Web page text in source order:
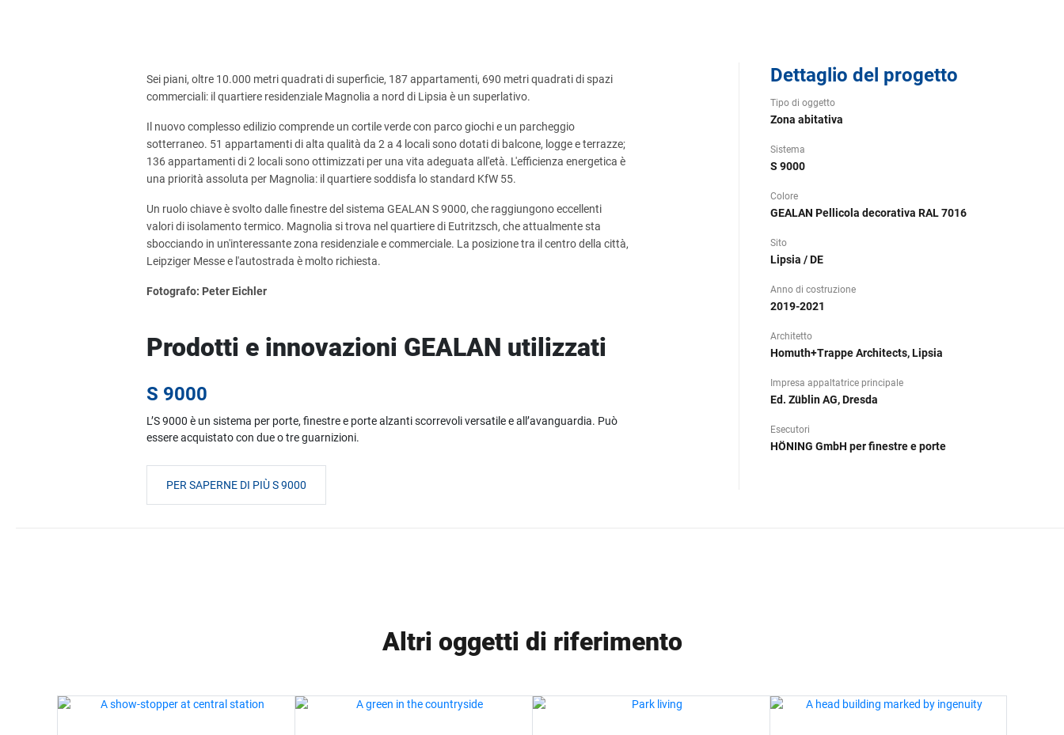
Dettaglio del progetto
Tipo di oggetto
Zona abitativa
Sistema
S 9000
Colore
GEALAN Pellicola decorativa RAL 7016
Sito
Lipsia / DE
Anno di costruzione
2019-2021
Architetto
Homuth+Trappe Architects, Lipsia
Impresa appaltatrice principale
Ed. Züblin AG, Dresda
Esecutori
HÖNING GmbH per finestre e porte
Sei piani, oltre 10.000 metri quadrati di superficie, 187 appartamenti, 690 metri quadrati di spazi
commerciali: il quartiere residenziale Magnolia a nord di Lipsia è un superlativo.
Il nuovo complesso edilizio comprende un cortile verde con parco giochi e un parcheggio
sotterraneo. 51 appartamenti di alta qualità da 2 a 4 locali sono dotati di balcone, logge e terrazze;
136 appartamenti di 2 locali sono ottimizzati per una vita adeguata all'età. L'efficienza energetica è
una priorità assoluta per Magnolia: il quartiere soddisfa lo standard KfW 55.
Un ruolo chiave è svolto dalle finestre del sistema GEALAN S 9000, che raggiungono eccellenti
valori di isolamento termico. Magnolia si trova nel quartiere di Eutritzsch, che attualmente sta
sbocciando in un'interessante zona residenziale e commerciale. La posizione tra il centro della città,
Leipziger Messe e l'autostrada è molto richiesta.
Fotografo: Peter Eichler
Prodotti e innovazioni GEALAN utilizzati
S 9000
L’S 9000 è un sistema per porte, finestre e porte alzanti scorrevoli versatile e all’avanguardia. Può
essere acquistato con due o tre guarnizioni.
PER SAPERNE DI PIÙ S 9000
Altri oggetti di riferimento